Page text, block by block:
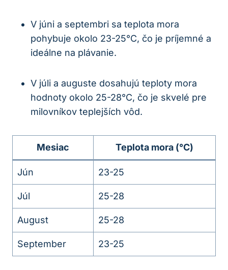
V júni a septembri sa teplota mora
pohybuje okolo 23-25°C, čo je príjemné a
ideálne na plávanie.
V júli a auguste dosahujú teploty mora
hodnoty okolo 25-28°C, čo je skvelé pre
milovníkov teplejších vôd.
Mesiac Teplota mora (°C)
Jún 23-25
Júl 25-28
August 25-28
September 23-25